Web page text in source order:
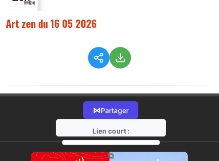
Art zen du 16 05 2026
⋈Partager
Lien court :
https://radio-g.fr?22048
⧉